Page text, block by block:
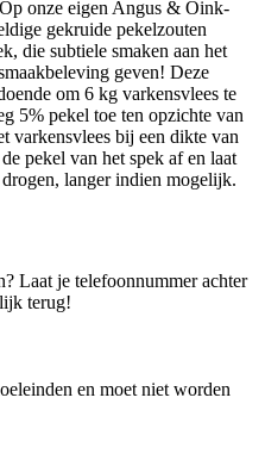
onze eigen Angus & Oink-
gekruide pekelzouten
die subtiele smaken aan het
geven! Deze
om 6 kg varkensvlees te
5% pekel toe ten opzichte van
varkensvlees bij een dikte van
pekel van het spek af en laat
langer indien mogelijk.
Laat je telefoonnummer achter
terug!
en moet niet worden